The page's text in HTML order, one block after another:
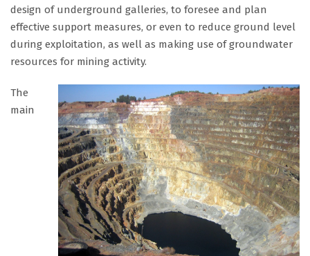
design of underground galleries, to foresee and plan
effective support measures, or even to reduce ground level
during exploitation, as well as making use of groundwater
resources for mining activity.
The
main